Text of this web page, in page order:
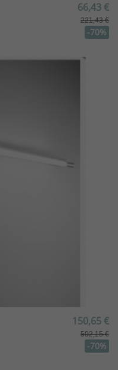
66,43 €
221,43 €
-70%
150,65 €
502,15 €
-70%